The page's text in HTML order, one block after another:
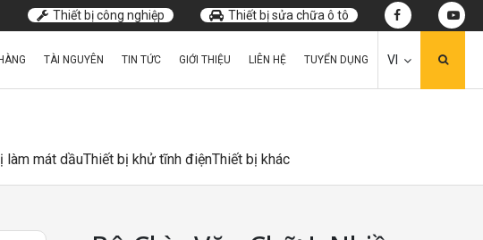
Thiết bị công nghiệp Thiết bị sửa chữa ô tô
TÀI NGUYÊN TIN TỨC GIỚI THIỆU LIÊN HỆ TUYỂN DỤNG VI
làm mát dầuThiết bị khử tĩnh điệnThiết bị khác